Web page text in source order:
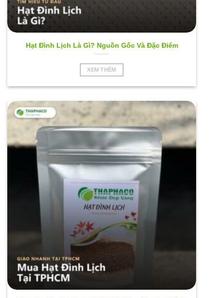
Hạt Đình Lịch Là Gì? Nguồn Gốc Và Đặc Điểm
XEM THÊM